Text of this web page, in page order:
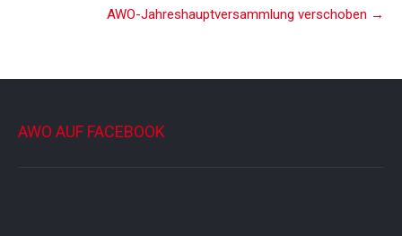
AWO-Jahreshauptversammlung verschoben →
AWO AUF FACEBOOK